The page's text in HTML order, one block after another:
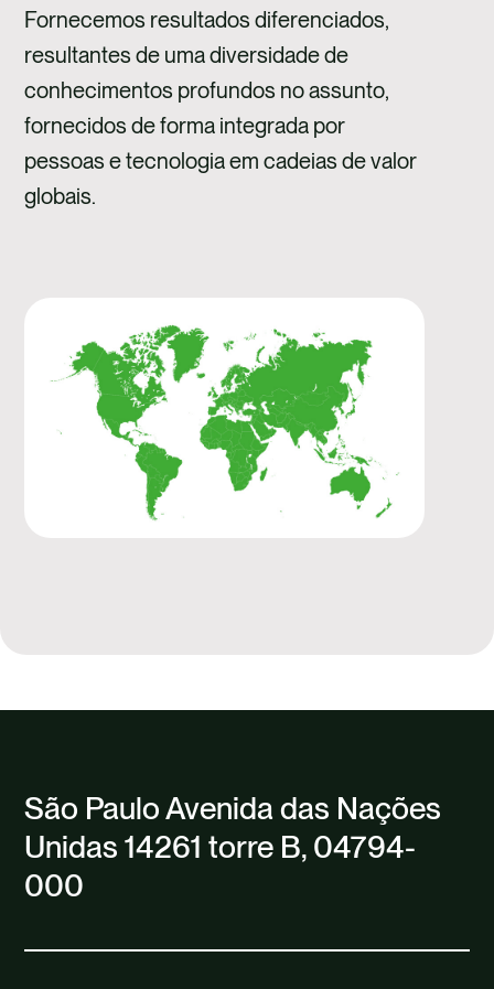
Fornecemos resultados diferenciados,
resultantes de uma diversidade de
conhecimentos profundos no assunto,
fornecidos de forma integrada por
pessoas e tecnologia em cadeias de valor
globais.
São Paulo Avenida das Nações
Unidas 14261 torre B, 04794-
000